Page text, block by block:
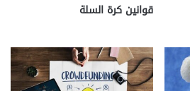
قوانين كرة السلة